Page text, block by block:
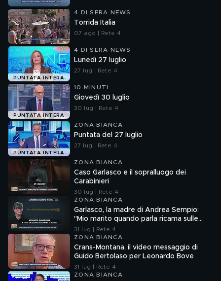
4 DI SERA NEWS
Torrida Italia
07 ago | Rete 4
PUNTATA INTERA
4 DI SERA NEWS
Lunedì 27 luglio
27 lug | Rete 4
PUNTATA INTERA
10 MINUTI
Giovedì 30 luglio
30 lug | Rete 4
PUNTATA INTERA
ZONA BIANCA
Puntata del 27 luglio
27 lug | Rete 4
ZONA BIANCA
Caso Garlasco e il sopralluogo dei
Carabinieri
30 lug | Rete 4
ZONA BIANCA
Garlasco, la madre di Andrea Sempio:
"Mio marito quando parla ricama sulle
cose"
31 lug | Rete 4
ZONA BIANCA
Crans-Montana, il video messaggio di
Guido Bertolaso per Leonardo Bove
31 lug | Rete 4
ZONA BIANCA